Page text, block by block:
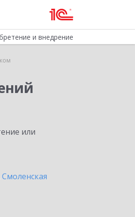
и внедрение
или
Смоленская